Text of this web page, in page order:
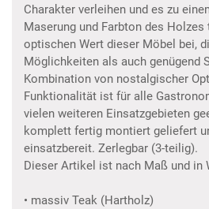
Charakter verleihen und es zu
Maserung und Farbton des Holzes
optischen Wert dieser Möbel bei,
Möglichkeiten als auch genügend
Kombination von nostalgischer
Funktionalität ist für alle
vielen weiteren Einsatzgebieten
komplett fertig montiert geliefert
einsatzbereit. Zerlegbar (3-teilig).
Dieser Artikel ist nach Maß und in
• massiv Teak (Hartholz)